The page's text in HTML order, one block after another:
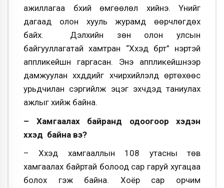
ажиллагаа бүхий өмгөөлөл хийнэ. Үүнийг
дагаад олон хууль журамд өөрчлөгдөх
байх. Дэлхийн зөн олон улсын
байгууллагатай хамтран “Хүүхэд бүрт” нэртэй
аппликейшн гаргасан. Энэ аппликейшнээр
дамжуулан хүүхдүүдийг хүчирхийлэлд өртөхөөс
урьдчилан сэргийлж эцэг эхчүүдэд таниулах
ажлыг хийж байна.
– Хамгаалах байранд одоогоор хэдэн
хүүхэд байна вэ?
– Хүүхэд хамгааллын 108 утасны төв
хамгаалах байртай болоод сар гаруй хугацаа
болох гэж байна. Хоёр сар орчим